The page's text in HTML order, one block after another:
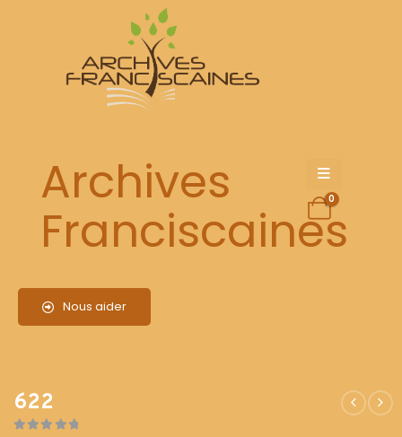
Archives
Franciscaines
Nous aider
0
622